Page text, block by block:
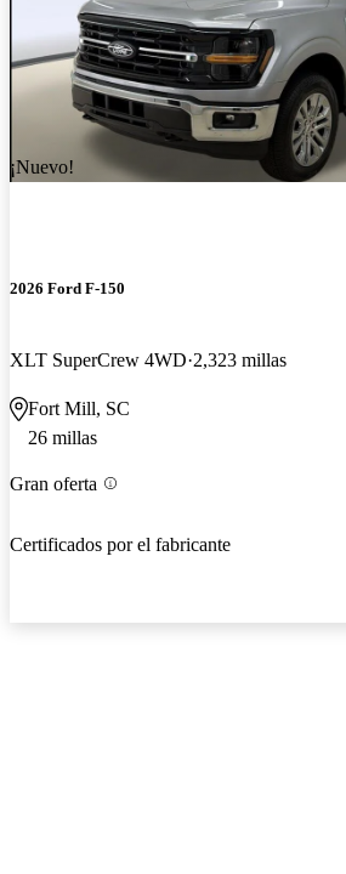
¡Nuevo!
2026 Ford F-150
XLT SuperCrew 4WD 2,323 millas
Fort Mill, SC
26 millas
Gran oferta
Certificados por el fabricante